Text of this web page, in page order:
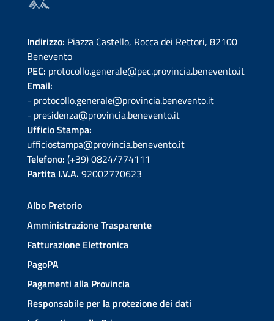
Indirizzo: Piazza Castello, Rocca dei Rettori, 82100
Benevento
PEC: protocollo.generale@pec.provincia.benevento.it
Email:
- protocollo.generale@provincia.benevento.it
- presidenza@provincia.benevento.it
Ufficio Stampa:
ufficiostampa@provincia.benevento.it
Telefono: (+39) 0824/774111
Partita I.V.A. 92002770623
Albo Pretorio
Amministrazione Trasparente
Fatturazione Elettronica
PagoPA
Pagamenti alla Provincia
Responsabile per la protezione dei dati